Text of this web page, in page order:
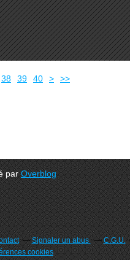
38 39 40 50
60
70
80
90
100
200
300
400
500
600
700
800
900
> >>
parOverblog
Signaler un abus C.G.U.
cookies